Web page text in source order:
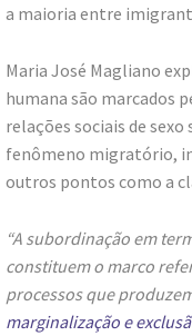
a maioria entre
Maria José Magliano
humana são marcados
relações sociais de
fenômeno migratório,
outros pontos como a
“A subordinação em
constituem o marco
processos que
marginalização e